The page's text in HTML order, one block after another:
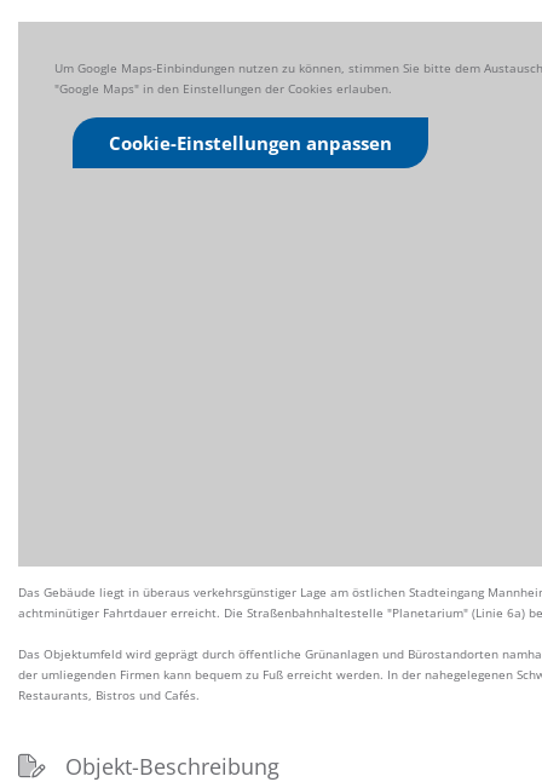
Um Google Maps-Einbindungen nutzen zu können, stimmen Sie bitte dem
"Google Maps" in den Einstellungen der Cookies erlauben.
Cookie-Einstellungen anpassen
Das Gebäude liegt in überaus verkehrsgünstiger Lage am östlichen Stadteingang
achtminütiger Fahrtdauer erreicht. Die Straßenbahnhaltestelle "Planetarium" (Linie 6a)
Das Objektumfeld wird geprägt durch öffentliche Grünanlagen und Bürostandorten
der umliegenden Firmen kann bequem zu Fuß erreicht werden. In der nahegelegenen
Restaurants, Bistros und Cafés.
Objekt-Beschreibung